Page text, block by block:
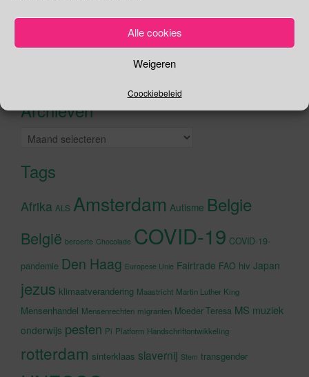
Alle cookies
Weigeren
Coockiebeleid
Zoeken
accepteren en deze inhoud in te
schakelen
Archieven
Archieven
Tags
Afrika ALS Amsterdam Autisme Belgie
België beroerte Chocolade COVID-19 COVID-19-
pandemie Den Haag Europese Unie Fairtrade FAO hiv Japan
jezus klimaatverandering Maastricht Martin Luther King
Mensenhandel Mensenrechten migranten Moeder Teresa MS muziek
onderwijs pesten Pi Platform Handschriftontwikkeling
rotterdam sinterklaas slavernij Stem transgender